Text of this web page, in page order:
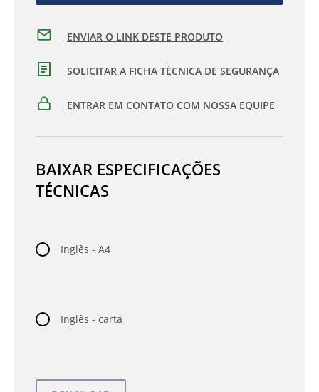
ENVIAR O LINK DESTE PRODUTO
SOLICITAR A FICHA TÉCNICA DE SEGURANÇA
ENTRAR EM CONTATO COM NOSSA EQUIPE
BAIXAR ESPECIFICAÇÕES
TÉCNICAS
Inglês - A4
Inglês - carta